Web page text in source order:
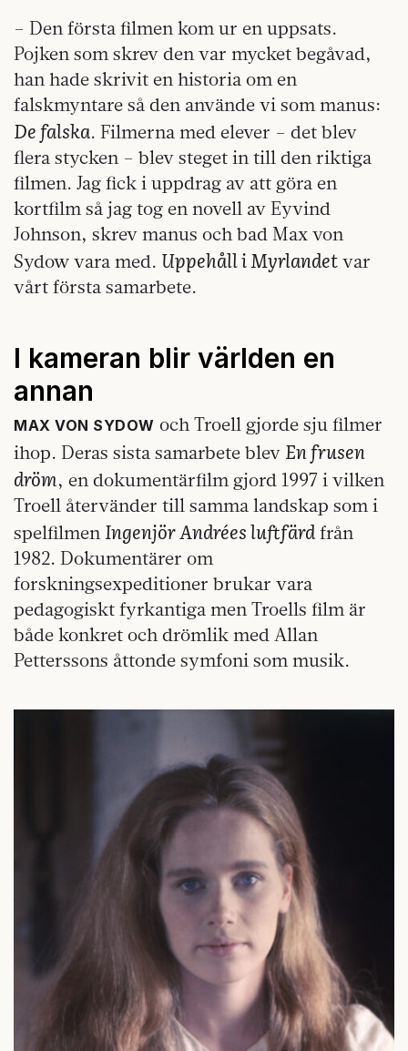
– Den första filmen kom ur en uppsats.
Pojken som skrev den var mycket begåvad,
han hade skrivit en historia om en
falskmyntare så den använde vi som manus:
De falska. Filmerna med elever – det blev
flera stycken – blev steget in till den riktiga
filmen. Jag fick i uppdrag av att göra en
kortfilm så jag tog en novell av Eyvind
Johnson, skrev manus och bad Max von
Sydow vara med. Uppehåll i Myrlandet var
vårt första samarbete.
I kameran blir världen en
annan
MAX VON SYDOW och Troell gjorde sju filmer
ihop. Deras sista samarbete blev En frusen
dröm, en dokumentärfilm gjord 1997 i vilken
Troell återvänder till samma landskap som i
spelfilmen Ingenjör Andrées luftfärdfrån
1982. Dokumentärer om
forskningsexpeditioner brukar vara
pedagogiskt fyrkantiga men Troells film är
både konkret och drömlik med Allan
Petterssons åttonde symfoni som musik.